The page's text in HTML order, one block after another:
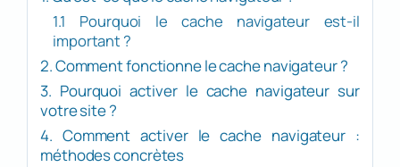
1.1 Pourquoi le cache navigateur est-il
important ?
2. Comment fonctionne le cache navigateur ?
3. Pourquoi activer le cache navigateur sur
votre site ?
4. Comment activer le cache navigateur :
méthodes concrètes